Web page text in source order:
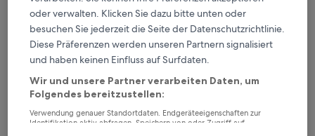
ibis Braga
ibis Braga
2.0-
Sterne-
Unterkunft
Braga
8.4
10,
8,4/10 Sehr gut (569 Bewertungen)
oder verwalten. Klicken Sie dazu bitte unten oder
besuchen Sie jederzeit die Seite der Datenschutzrichtlinie.
Diese Präferenzen werden unseren Partnern signalisiert
und haben keinen Einfluss auf Surfdaten.
Wir und unsere Partner verarbeiten Daten, um
Folgendes bereitzustellen:
Verwendung genauer Standortdaten. Endgeräteeigenschaften zur
Identifikation aktiv abfragen. Speichern von oder Zugriff auf